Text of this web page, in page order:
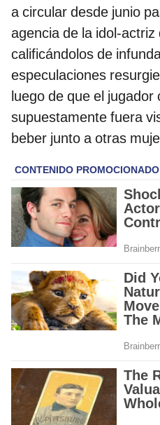
a circular desde junio
agencia de la idol-
calificándolos de
especulaciones
luego de que el jugador
supuestamente fuera
beber junto a otras